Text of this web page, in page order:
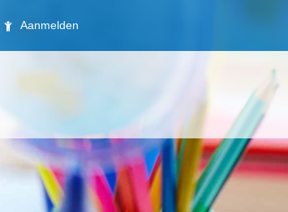
Aanmelden